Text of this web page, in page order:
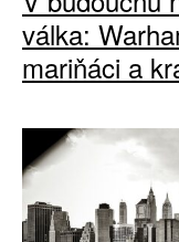
válka:
mariňáci a